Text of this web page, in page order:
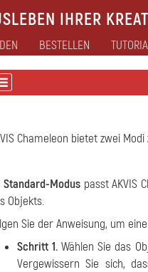
IHRER
BESTELLEN
Chameleon bietet zwei
Standard-Modus passt AKVIS
Objekts.
Sie der Anweisung, um
Schritt 1. Wählen Sie das
Vergewissern Sie sich,